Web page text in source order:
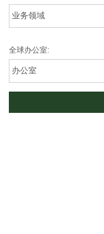
全球办公室: